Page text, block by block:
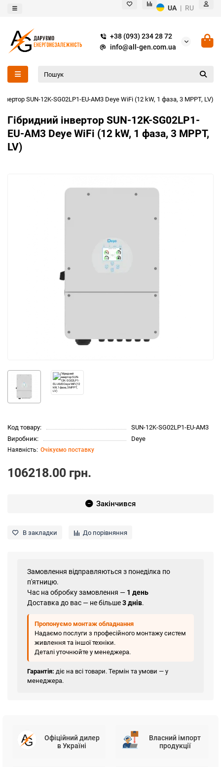
UA | RU
+38 (093) 234 28 72
info@all-gen.com.ua
SUN-12K-SG02LP1-EU-AM3 Deye WiFi (12 kW, 1 фаза, 3 MPPT, LV)
Гібридний інвертор SUN-12K-SG02LP1-
EU-AM3 Deye WiFi (12 kW, 1 фаза, 3 MPPT,
LV)
Код товару:
SUN-12K-SG02LP1-EU-AM3
Виробник:
Deye
Очікуємо поставку
106218.00 грн.
Закінчився
В закладки До порівняння
Замовлення відправляються з понеділка по
п'ятницю.
Час на обробку замовлення — 1 день
Доставка до вас — не більше3 днів.
Пропонуємо монтаж обладнання
Надаємо послуги з професійного монтажу систем
живлення та іншої техніки.
Деталі уточнюйте у менеджера.
Гарантія: діє на всі товари. Термін та умови — у
менеджера.
Офіційний дилер
в Україні
Власний імпорт
продукції